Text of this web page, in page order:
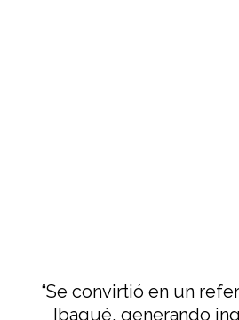
“Se convirtió en un
Ibagué, generando